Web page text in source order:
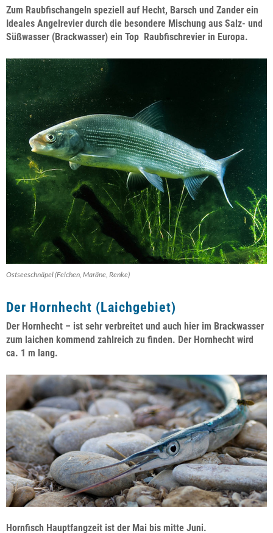
Zum Raubfischangeln speziell auf Hecht, Barsch und Zander ein
Ideales Angelrevier durch die besondere Mischung aus Salz- und
Süßwasser (Brackwasser) ein Top Raubfischrevier in Europa.
Ostseeschnäpel (Felchen, Maräne, Renke)
Der Hornhecht (Laichgebiet)
Der Hornhecht – ist sehr verbreitet und auch hier im Brackwasser
zum laichen kommend zahlreich zu finden. Der Hornhecht wird
ca. 1 m lang.
Hornfisch Hauptfangzeit ist der Mai bis mitte Juni.